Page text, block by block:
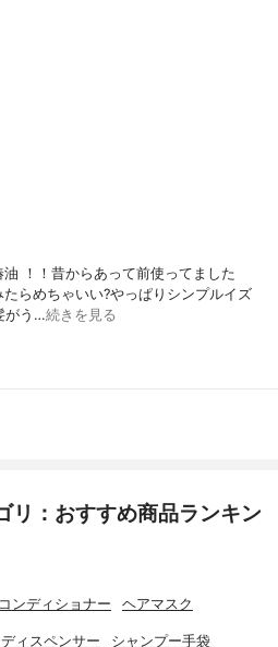
！！昔からあって前使ってました
らめちゃいい?やっぱりシンプルイズ
がう…続きを見る
リ：おすすめ商品ランキン
コンディショナー ヘアマスク
ィスペンサー シャンプー手袋